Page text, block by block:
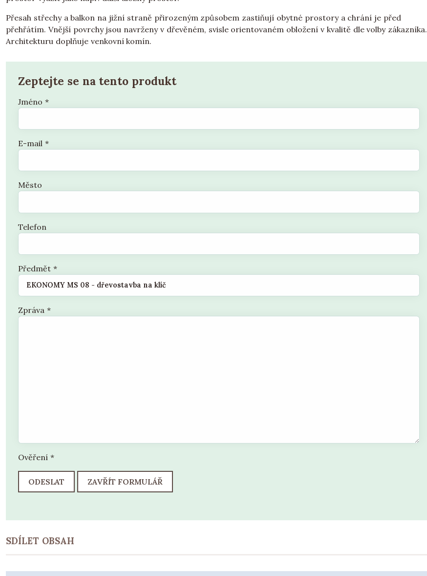
Přesah střechy a balkon na jižní straně přirozeným způsobem zastiňují obytné prostory a chrání je před
přehřátím. Vnější povrchy jsou navrženy v dřevěném, svisle orientovaném obložení v kvalitě dle volby zákazníka.
Architekturu doplňuje venkovní komín.
Zeptejte se na tento produkt
Jméno *
E-mail *
Město
Telefon
Předmět *
Zpráva *
Ověření *
ODESLAT ZAVŘÍT FORMULÁŘ
SDÍLET OBSAH